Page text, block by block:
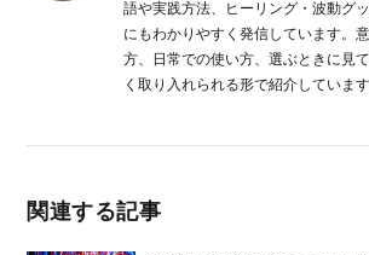
語や実践方法、ヒーリング・波動グ
にもわかりやすく発信しています。
方、日常での使い方、選ぶときに見
く取り入れられる形で紹介しています
関連する記事